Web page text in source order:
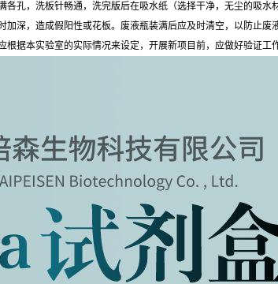
各孔，洗板针畅通，洗完版后在吸水纸（选择干净，无尘的吸
加深，造成假阳性或花板。废液瓶装满后应及时清空，以防止
根据本实验室的实际情况来设定，开展新项目前，应做好验证